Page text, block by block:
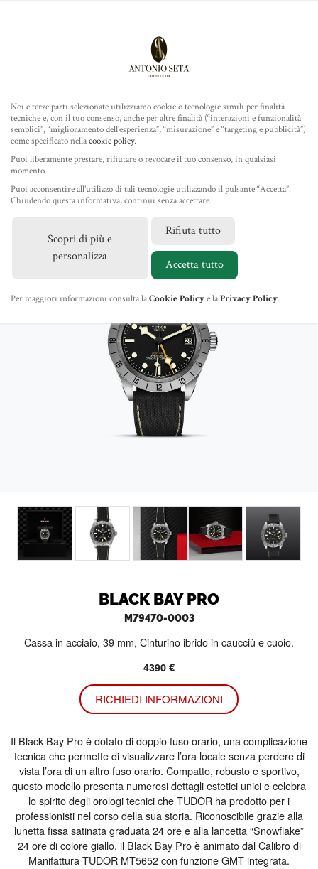
ROLEX
TUDOR
GIOIELLERIA
IL NEGOZIO
NEWS
CONTATTI
BLACK BAY PRO
M79470-0003
Cassa in acciaio, 39 mm, Cinturino ibrido in caucciù e cuoio.
4390 €
RICHIEDI INFORMAZIONI
Il Black Bay Pro è dotato di doppio fuso orario, una complicazione
tecnica che permette di visualizzare l’ora locale senza perdere di
vista l’ora di un altro fuso orario. Compatto, robusto e sportivo,
questo modello presenta numerosi dettagli estetici unici e celebra
lo spirito degli orologi tecnici che TUDOR ha prodotto per i
professionisti nel corso della sua storia. Riconoscibile grazie alla
lunetta fissa satinata graduata 24 ore e alla lancetta “Snowflake”
24 ore di colore giallo, il Black Bay Pro è animato dal Calibro di
Manifattura TUDOR MT5652 con funzione GMT integrata.
Noi e terze parti selezionate utilizziamo cookie o tecnologie simili per finalità
tecniche e, con il tuo consenso, anche per altre finalità (“interazioni e funzionalità
semplici”, “miglioramento dell'esperienza”, “misurazione” e “targeting e pubblicità”)
come specificato nellacookie policy.
Puoi liberamente prestare, rifiutare o revocare il tuo consenso, in qualsiasi
momento.
Puoi acconsentire all’utilizzo di tali tecnologie utilizzando il pulsante “Accetta”.
Chiudendo questa informativa, continui senza accettare.
Scopri di più e
personalizza
Rifiuta tutto
Accetta tutto
Per maggiori informazioni consulta laCookie Policye laPrivacy Policy.